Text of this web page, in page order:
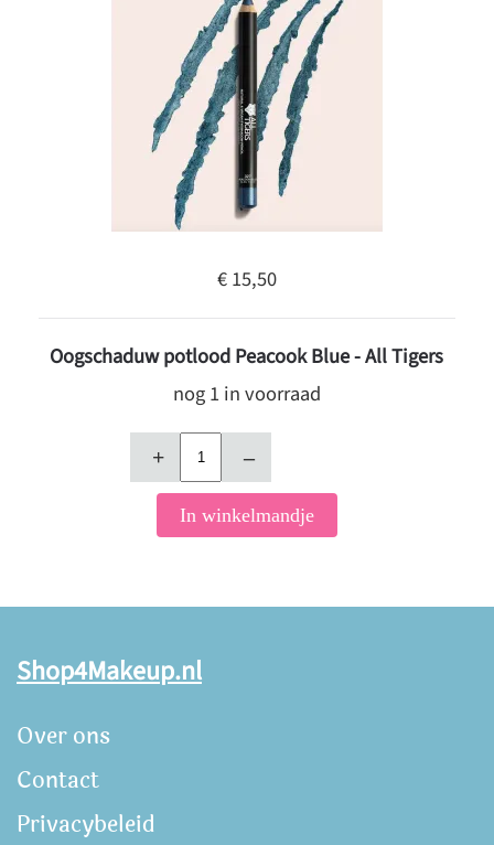
€ 15,50
Oogschaduw potlood Peacook Blue - All Tigers
nog 1 in voorraad
+ –
In winkelmandje
Shop4Makeup.nl
Over ons
Contact
Privacybeleid